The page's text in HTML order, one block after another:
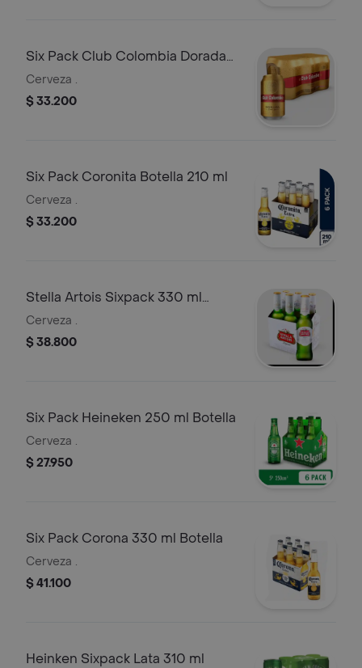
Six Pack Club Colombia Dorada
330 ml
Cerveza .
$ 33.200
Six Pack Coronita Botella 210 ml
Cerveza .
$ 33.200
Stella Artois Sixpack 330 ml
Botella
Cerveza .
$ 38.800
Six Pack Heineken 250 ml Botella
Cerveza .
$ 27.950
Six Pack Corona 330 ml Botella
Cerveza .
$ 41.100
Heinken Sixpack Lata 310 ml